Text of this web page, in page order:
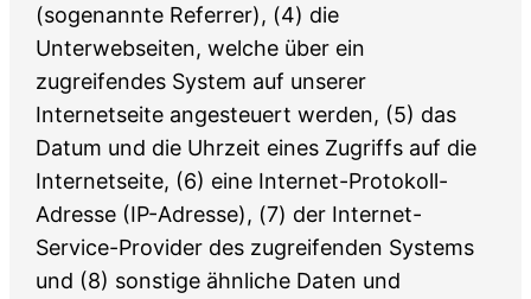
(sogenannte Referrer), (4) die
Unterwebseiten, welche über ein
zugreifendes System auf unserer
Internetseite angesteuert werden, (5) das
Datum und die Uhrzeit eines Zugriffs auf die
Internetseite, (6) eine Internet-Protokoll-
Adresse (IP-Adresse), (7) der Internet-
Service-Provider des zugreifenden Systems
und (8) sonstige ähnliche Daten und